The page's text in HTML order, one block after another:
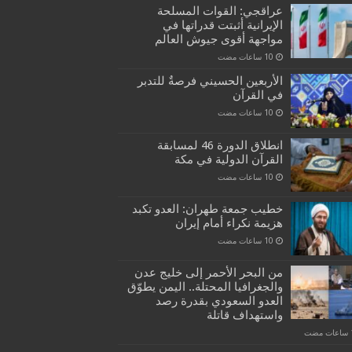
عراقجي: القوات المسلحة
الإيرانية أثبتت قدراتها في
مواجهة أقوى جيوش العالم
الأربعين الحسيني فرصةٌ للتدبر
في القرآن
انطلاق الدورة 46 لمسابقة
القرآن الدولية في مكة
خطيب جمعة طهران: العدو تكبد
هزيمة نكراء أمام إيران
من البحر الأحمر إلى خليج عدن
والجغرافيا المحتلة.. اليمن يطوّق
العدو السعودي بقدرة رصد
واستهداف قاتلة